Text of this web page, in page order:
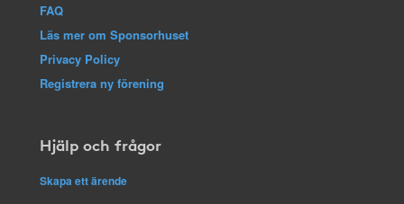
FAQ
Läs mer om Sponsorhuset
Privacy Policy
Registrera ny förening
Hjälp och frågor
Skapa ett ärende